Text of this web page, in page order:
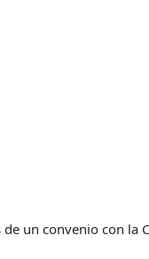
un convenio con